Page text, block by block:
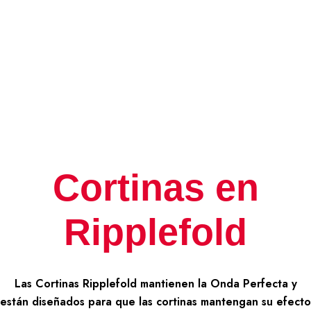
Cortinas en
Ripplefold
Las Cortinas Ripplefold mantienen la Onda Perfecta y
están diseñados para que las cortinas mantengan su efecto